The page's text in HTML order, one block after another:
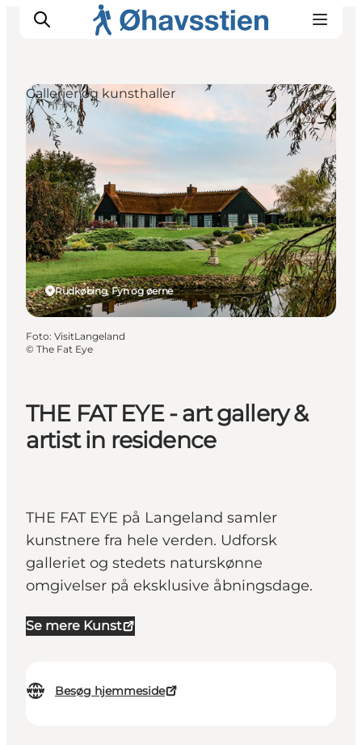
Inspiration
Vandreruter
Planlægning
THE FAT EYE - art gallery &
artist in residence
THE FAT EYE på Langeland samler
kunstnere fra hele verden. Udforsk
galleriet og stedets naturskønne
omgivelser på eksklusive åbningsdage.
Se mere Kunst
Besøg hjemmeside
Rudkøbing, Fyn og øerne
Gallerier og kunsthaller
Foto: VisitLangeland
© The Fat Eye